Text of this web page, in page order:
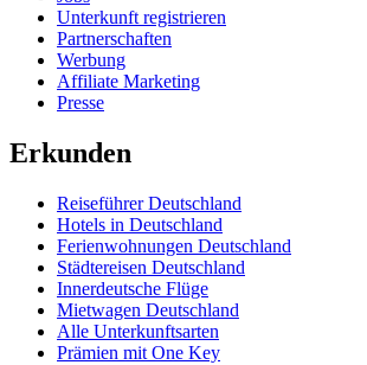
Unterkunft registrieren
Partnerschaften
Werbung
Affiliate Marketing
Presse
Erkunden
Reiseführer Deutschland
Hotels in Deutschland
Ferienwohnungen Deutschland
Städtereisen Deutschland
Innerdeutsche Flüge
Mietwagen Deutschland
Alle Unterkunftsarten
Prämien mit One Key